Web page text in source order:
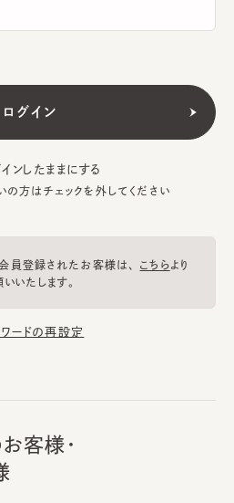
ンしたままにする
方はチェックを外してください
登録されたお客様は、 こちらより
いたします。
ードの再設定
客様・